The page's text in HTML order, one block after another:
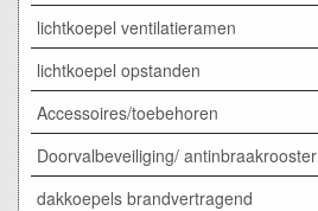
lichtkoepel ventilatieramen
lichtkoepel opstanden
Accessoires/toebehoren
Doorvalbeveiliging/ antinbraakrooster
dakkoepels brandvertragend